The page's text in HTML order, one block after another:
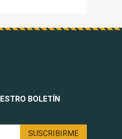
BOLETÍN